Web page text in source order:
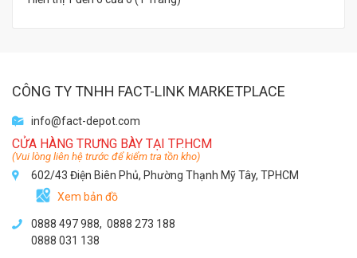
CÔNG TY TNHH FACT-LINK MARKETPLACE
info@fact-depot.com
CỬA HÀNG TRƯNG BÀY TẠI TP.HCM
(Vui lòng liên hệ trước để kiểm tra tồn kho)
602/43 Điện Biên Phủ, Phường Thạnh Mỹ Tây, TPHCM
Xem bản đồ
0888 497 988, 0888 273 188
0888 031 138